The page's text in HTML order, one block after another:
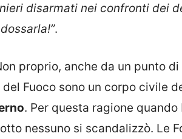
disarmati nei confronti dei
.
proprio, anche da un punto
Fuoco sono un corpo civile
. Per questa ragione
nessuno si scandalizzò. Le